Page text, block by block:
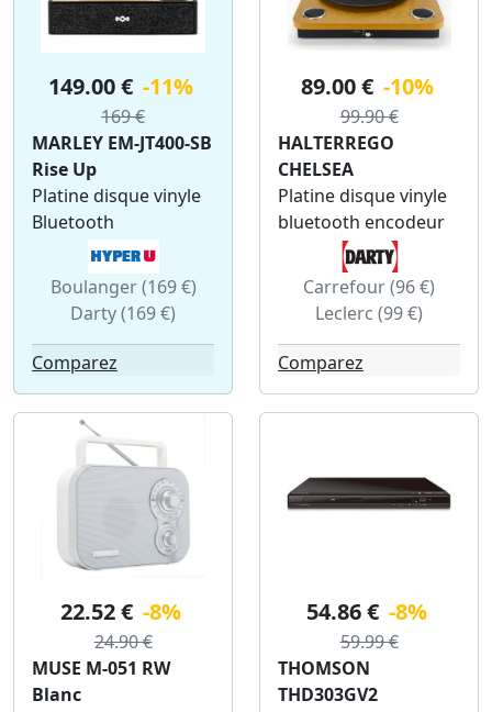
149.00 € -11%
169 €
MARLEY EM-JT400-SB
Rise Up
Platine disque vinyle
Bluetooth
Boulanger (169 €)
Darty (169 €)
Comparez
89.00 € -10%
99.90 €
HALTERREGO
CHELSEA
Platine disque vinyle
bluetooth encodeur
Carrefour (96 €)
Leclerc (99 €)
Comparez
22.52 € -8%
24.90 €
MUSE M-051 RW
Blanc
54.86 € -8%
59.99 €
THOMSON
THD303GV2